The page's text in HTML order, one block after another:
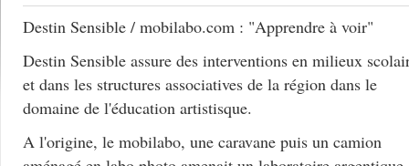
Destin Sensible / mobilabo.com : "Apprendre à voir"
Destin Sensible assure des interventions en milieux
et dans les structures associatives de la région dans le
domaine de l'éducation artistisque.
A l'origine, le mobilabo, une caravane puis un camion